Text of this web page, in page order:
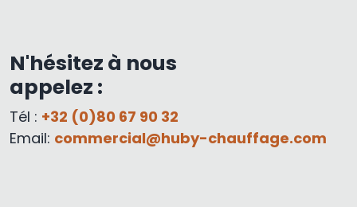
N'hésitez à nous
appelez :
Tél : +32 (0)80 67 90 32
Email: commercial@huby-chauffage.com